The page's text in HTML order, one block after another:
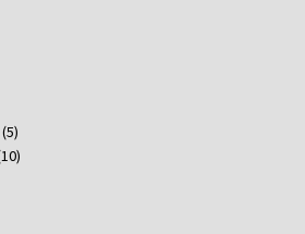
55
varoj
1010